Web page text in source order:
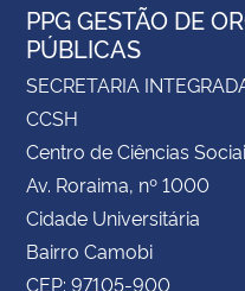
PPG GESTÃO DE
PÚBLICAS
SECRETARIA
CCSH
Centro de Ciências
Av. Roraima, nº 1000
Cidade Universitária
Bairro Camobi
CEP: 97105-900